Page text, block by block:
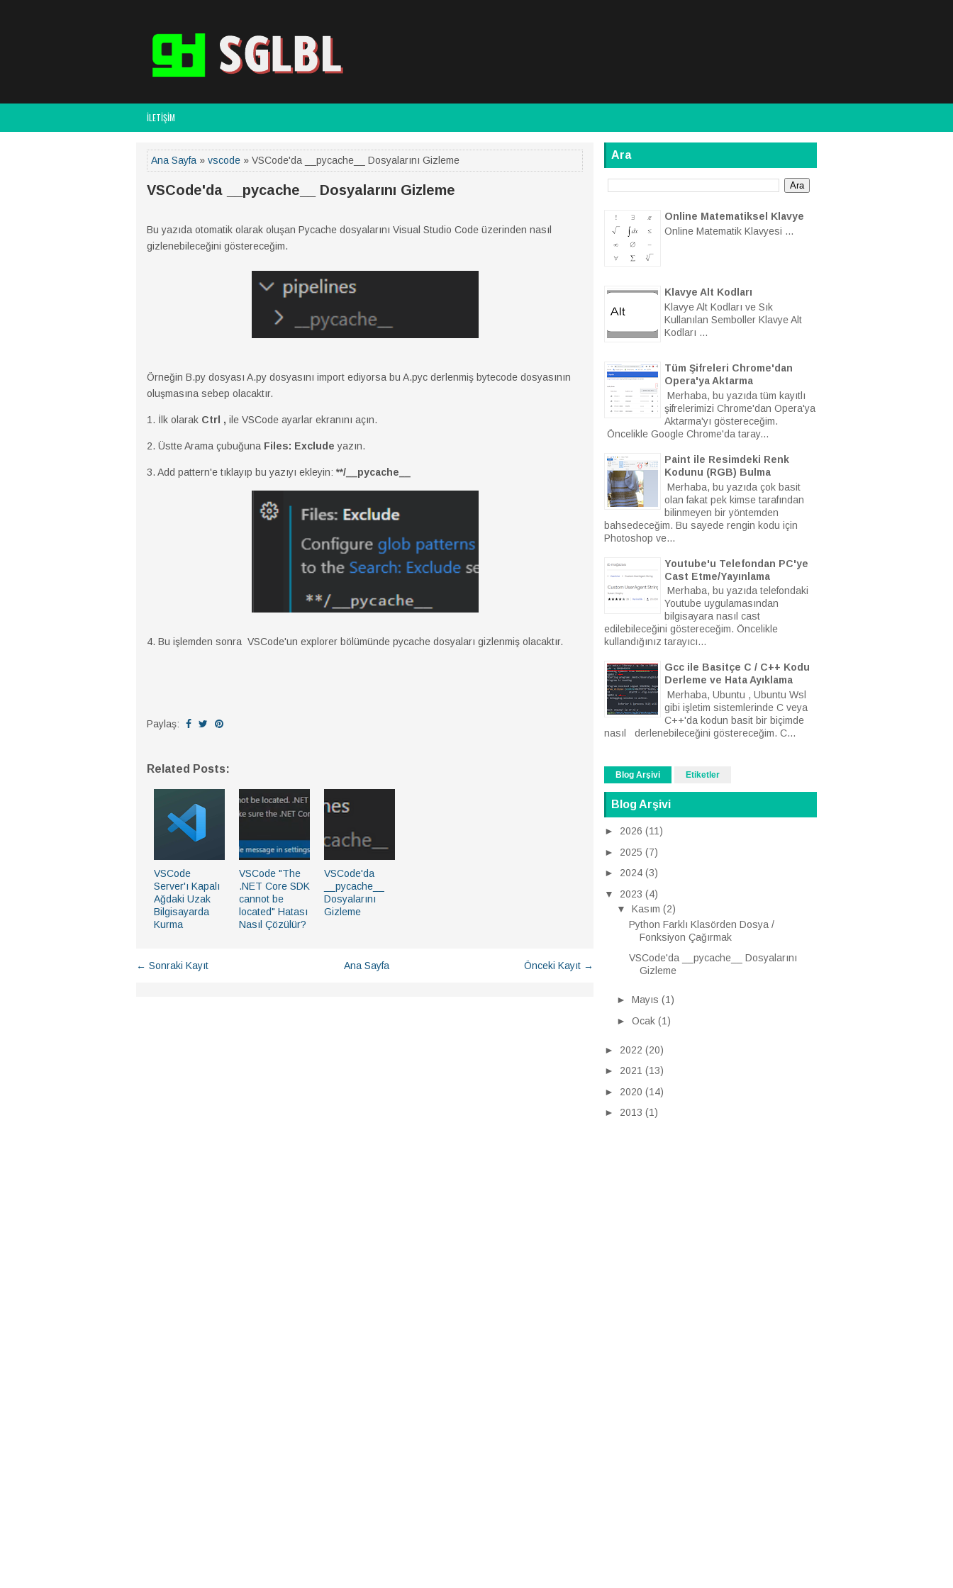
İLETİŞİM
Ana Sayfa » vscode » VSCode'da __pycache__ Dosyalarını Gizleme
VSCode'da __pycache__ Dosyalarını Gizleme
Bu yazıda otomatik olarak oluşan Pycache dosyalarını Visual Studio Code üzerinden nasıl
gizlenebileceğini göstereceğim.
Örneğin B.py dosyası A.py dosyasını import ediyorsa bu A.pyc derlenmiş bytecode dosyasının
oluşmasına sebep olacaktır.
1. İlk olarak Ctrl , ile VSCode ayarlar ekranını açın.
2. Üstte Arama çubuğuna Files: Excludeyazın.
3. Add pattern'e tıklayıp bu yazıyı ekleyin: **/__pycache__
4. Bu işlemden sonra VSCode'un explorer bölümünde pycache dosyaları gizlenmiş olacaktır.
Paylaş:
Related Posts:
VSCode
Server'ı Kapalı
Ağdaki Uzak
Bilgisayarda
Kurma
VSCode "The
.NET Core SDK
cannot be
located" Hatası
Nasıl Çözülür?
VSCode'da
__pycache__
Dosyalarını
Gizleme
← Sonraki Kayıt Önceki Kayıt →
Ana Sayfa
Ara
Online Matematiksel Klavye
Online Matematik Klavyesi ...
Klavye Alt Kodları
Klavye Alt Kodları ve Sık
Kullanılan Semboller Klavye Alt
Kodları ...
Tüm Şifreleri Chrome'dan
Opera'ya Aktarma
Merhaba, bu yazıda tüm kayıtlı
şifrelerimizi Chrome'dan Opera'ya
Aktarma'yı göstereceğim.
Öncelikle Google Chrome'da taray...
Paint ile Resimdeki Renk
Kodunu (RGB) Bulma
Merhaba, bu yazıda çok basit
olan fakat pek kimse tarafından
bilinmeyen bir yöntemden
bahsedeceğim. Bu sayede rengin kodu için
Photoshop ve...
Youtube'u Telefondan PC'ye
Cast Etme/Yayınlama
Merhaba, bu yazıda telefondaki
Youtube uygulamasından
bilgisayara nasıl cast
edilebileceğini göstereceğim. Öncelikle
kullandığınız tarayıcı...
Gcc ile Basitçe C / C++ Kodu
Derleme ve Hata Ayıklama
Merhaba, Ubuntu , Ubuntu Wsl
gibi işletim sistemlerinde C veya
C++'da kodun basit bir biçimde
nasıl derlenebileceğini göstereceğim. C...
Blog Arşivi Etiketler
Blog Arşivi
► 2026 (11)
► 2025 (7)
► 2024 (3)
▼
2023 (4)
▼
Kasım (2)
Python Farklı Klasörden Dosya /
Fonksiyon Çağırmak
VSCode'da __pycache__ Dosyalarını
Gizleme
► Mayıs (1)
► Ocak (1)
► 2022 (20)
► 2021 (13)
► 2020 (14)
► 2013 (1)